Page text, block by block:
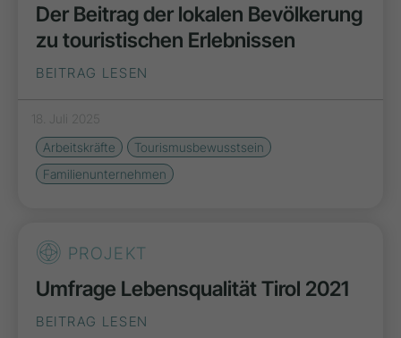
Der Beitrag der lokalen Bevölkerung
zu touristischen Erlebnissen
BEITRAG LESEN
18. Juli 2025
Arbeitskräfte
Tourismusbewusstsein
Familienunternehmen
PROJEKT
Umfrage Lebensqualität Tirol 2021
BEITRAG LESEN